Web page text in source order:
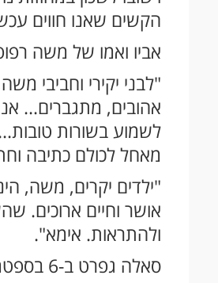
הקשים שאנו חווים
אביו ואמו של משה
"לבני יקירי וחביבי
אהובים, מתגברים...
לשמוע בשורות
מאחל לכולם כתיבה
"ילדים יקרים, משה,
אושר וחיים ארוכים.
ולהתראות. אימא".
סאלה גפרט ב-6 בספטמבר 1941 בלונדון כתבה: